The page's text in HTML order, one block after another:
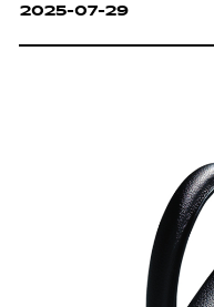
2025-07-29